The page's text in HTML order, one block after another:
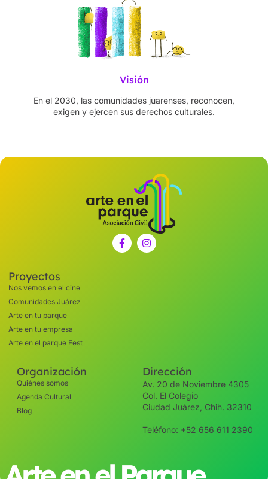
Visión
En el 2030, las comunidades juarenses, reconocen,
exigen y ejercen sus derechos culturales.
Proyectos
Nos vemos en el cine
Comunidades Juárez
Arte en tu parque
Arte en tu empresa
Arte en el parque Fest
Organización
Quiénes somos
Agenda Cultural
Blog
Dirección
Av. 20 de Noviembre 4305
Col. El Colegio
Ciudad Juárez, Chih. 32310
Teléfono: +52 656 611 2390